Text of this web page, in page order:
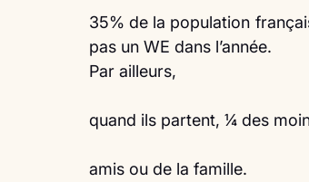
35% de la population
pas un WE dans l’année.
Par ailleurs,
quand ils partent, ¼ des
amis ou de la famille.